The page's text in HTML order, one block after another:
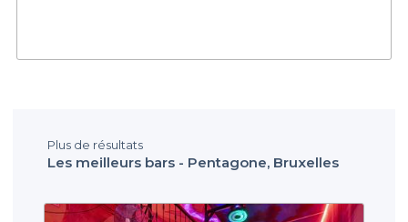
Plus de résultats
Les meilleurs bars - Pentagone, Bruxelles